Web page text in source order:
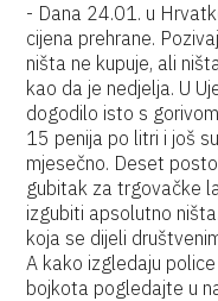
- Dana 24.01. u
cijena prehrane.
ništa ne kupuje, ali
kao da je nedjelja. U
dogodilo isto s
15 penija po litri i još
mjesečno. Deset
gubitak za trgovačke
izgubiti apsolutno
koja se dijeli
A kako izgledaju
bojkota pogledajte u